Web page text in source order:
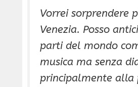
Vorrei sorprendere
Venezia. Posso
parti del mondo
musica ma senza
principalmente alla